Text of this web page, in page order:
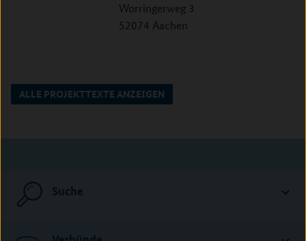
Worringerweg 3
52074 Aachen
ALLE PROJEKTTEXTE ANZEIGEN
Suche